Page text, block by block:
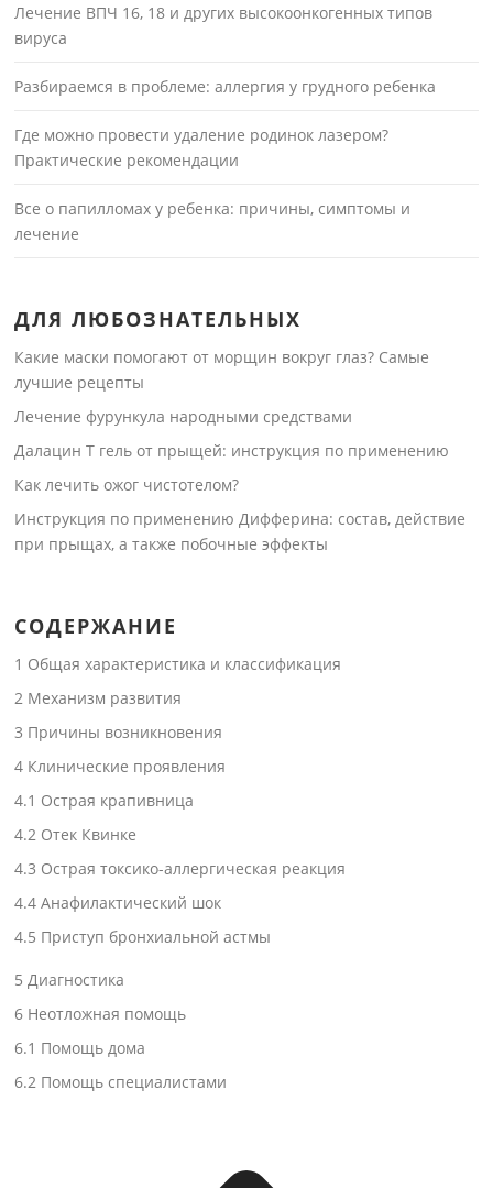
Лечение ВПЧ 16, 18 и других высокоонкогенных типов
вируса
Разбираемся в проблеме: аллергия у грудного ребенка
Где можно провести удаление родинок лазером?
Практические рекомендации
Все о папилломах у ребенка: причины, симптомы и
лечение
ДЛЯ ЛЮБОЗНАТЕЛЬНЫХ
Какие маски помогают от морщин вокруг глаз? Самые
лучшие рецепты
Лечение фурункула народными средствами
Далацин Т гель от прыщей: инструкция по применению
Как лечить ожог чистотелом?
Инструкция по применению Дифферина: состав, действие
при прыщах, а также побочные эффекты
СОДЕРЖАНИЕ
1 Общая характеристика и классификация
2 Механизм развития
3 Причины возникновения
4 Клинические проявления
4.1 Острая крапивница
4.2 Отек Квинке
4.3 Острая токсико-аллергическая реакция
4.4 Анафилактический шок
4.5 Приступ бронхиальной астмы
5 Диагностика
6 Неотложная помощь
6.1 Помощь дома
6.2 Помощь специалистами